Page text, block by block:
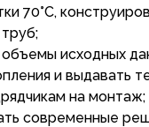
70°C,
исходных
и выдавать
на монтаж;
современные